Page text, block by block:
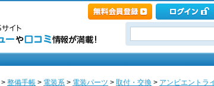
> 整備手帳 > 電装系 > 電装パーツ > 取付・交換 > アンビエントラ